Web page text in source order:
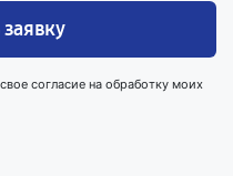
согласие на обработку моих